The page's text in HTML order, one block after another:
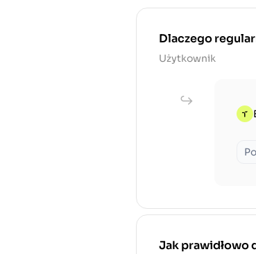
Dlaczego
Użytkownik
Jak prawidłowo